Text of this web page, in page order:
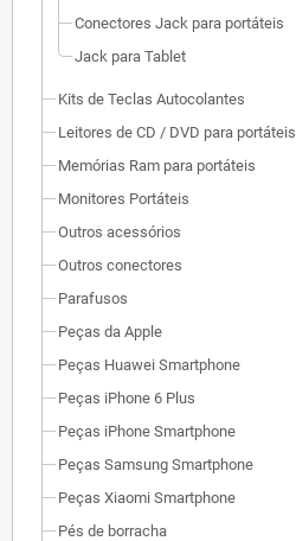
Conectores Jack para portáteis
Jack para Tablet
Kits de Teclas Autocolantes
Leitores de CD / DVD para portáteis
Memórias Ram para portáteis
Monitores Portáteis
Outros acessórios
Outros conectores
Parafusos
Peças da Apple
Peças Huawei Smartphone
Peças iPhone 6 Plus
Peças iPhone Smartphone
Peças Samsung Smartphone
Peças Xiaomi Smartphone
Pés de borracha